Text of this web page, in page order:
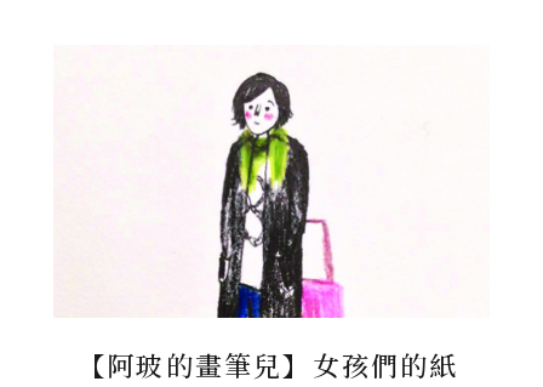
【阿玻的畫筆兒】女孩們的紙